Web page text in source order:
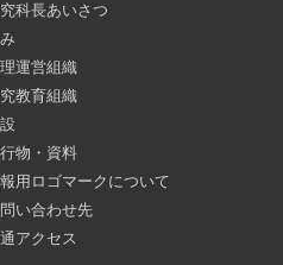
科長あいさつ
運営組織
教育組織
物・資料
用ロゴマークについて
い合わせ先
アクセス